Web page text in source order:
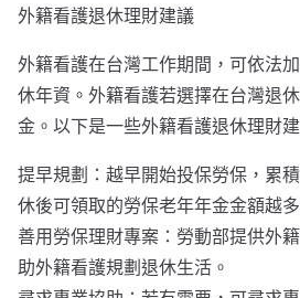
外籍看護退休理財建議
外籍看護在台灣工作期間，可依法
休年資。外籍看護若選擇在台灣退
金。以下是一些外籍看護退休理財建
提早規劃：越早開始投保勞保，累
休後可領取的勞保老年年金金額越多
善用勞保理財專案：勞動部提供外
助外籍看護規劃退休生活。